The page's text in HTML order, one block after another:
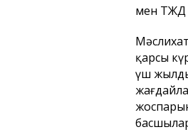
мен ТЖД
қарсы
үш